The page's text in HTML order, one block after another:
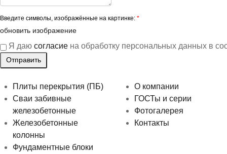
Введите символы, изображённые на картинке: *
обновить изображение
Я даю согласие на обработку персональных данных в
Плиты перекрытия (ПБ)
Сваи забивные
железобетонные
Железобетонные
колонны
Фундаментные блоки
О компании
ГОСТы и серии
Фотогалерея
Контакты